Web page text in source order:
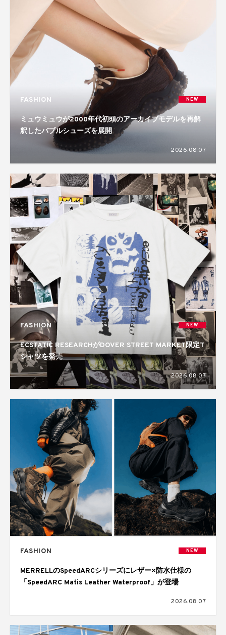
FASHION NEW
ミュウミュウが2000年代初頭のアーカイブモデルを再解
釈したバブルシューズを展開
2026.08.07
FASHION NEW
ECSTATIC RESEARCHがDOVER STREET MARKET限定T
シャツを発売
2026.08.07
FASHION NEW
MERRELLのSpeedARCシリーズにレザー×防水仕様の
「SpeedARC Matis Leather Waterproof」が登場
2026.08.07